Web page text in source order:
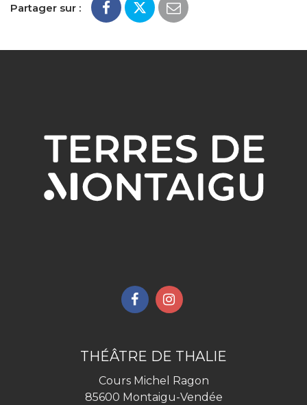
Partager sur :
Lien
compte
Facebook
Lien
compte
Instagram
THÉÂTRE DE THALIE
Cours Michel Ragon
85600 Montaigu-Vendée